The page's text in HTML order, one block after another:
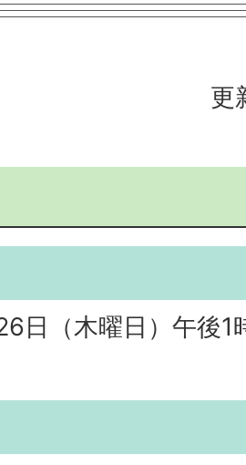
更
日（木曜日）午後